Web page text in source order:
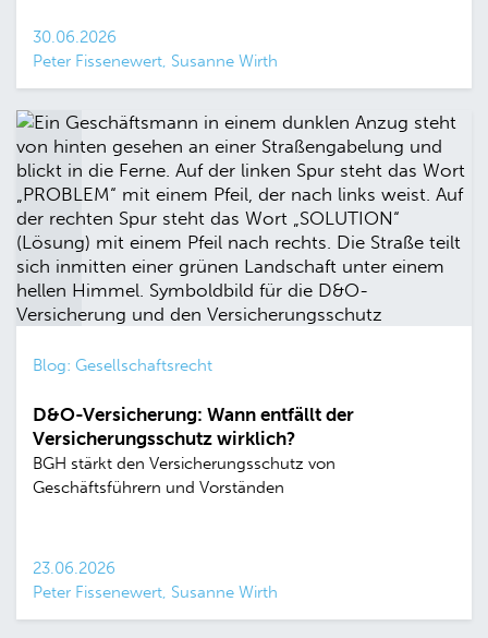
30.06.2026
Peter Fissenewert, Susanne Wirth
Blog: Gesellschaftsrecht
D&O-Versicherung: Wann entfällt der
Versicherungsschutz wirklich?
BGH stärkt den Versicherungsschutz von
Geschäftsführern und Vorständen
23.06.2026
Peter Fissenewert, Susanne Wirth